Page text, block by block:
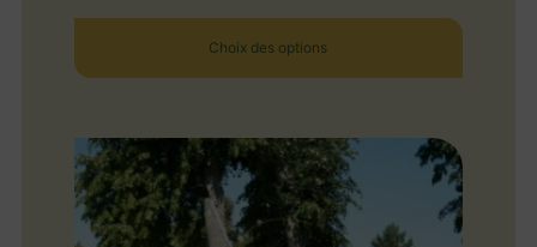
Choix des options